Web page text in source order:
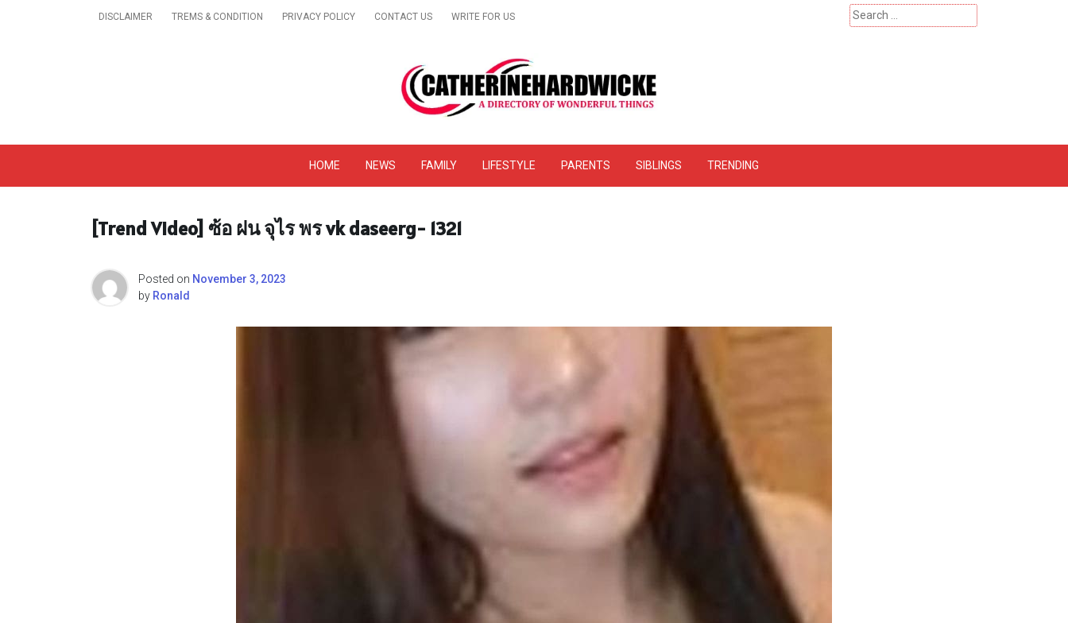
DISCLAIMER TREMS & CONDITION PRIVACY POLICY CONTACT US WRITE FOR US
Search
for:
Get A Trendy News & Online Website Reviews – Catherinehardwicke
HOME NEWS FAMILY LIFESTYLE PARENTS SIBLINGS TRENDING
[Trend Video] ซ้อ ฝน จุไร พร vk daseerg- 1321
Posted on November 3, 2023
by Ronald